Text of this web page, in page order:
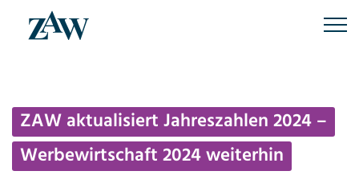
ZAW aktualisiert Jahreszahlen 2024 –
Werbewirtschaft 2024 weiterhin